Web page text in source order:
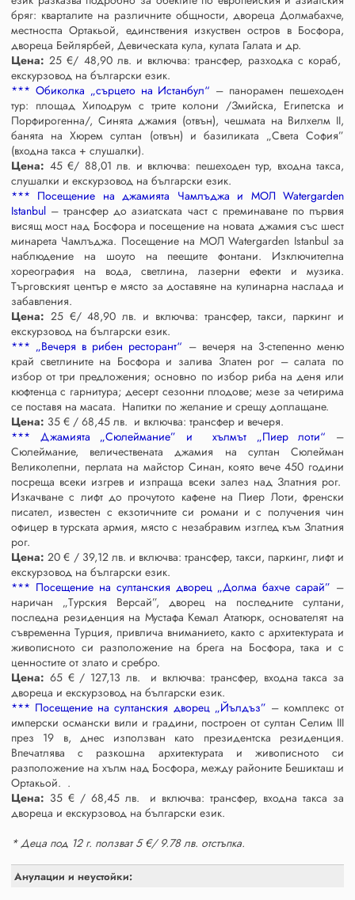
бряг: кварталите на различните общности, двореца Долмабахче,
местността Ортакьой, единствения изкуствен остров в Босфора,
двореца Бейлярбей, Девическата кула, кулата Галата и др.
Цена: 25 €/ 48,90 лв. и включва: трансфер, разходка с кораб,
екскурзовод на български език.
*** Обиколка „сърцето на Истанбул“ – панорамен пешеходен
тур: площад Хиподрум с трите колони /Змийска, Египетска и
Порфирогенна/, Синята джамия (отвън), чешмата на Вилхелм II,
банята на Хюрем султан (отвън) и базиликата „Света София”
(входна такса + слушалки).
Цена: 45 €/ 88,01 лв. и включва: пешеходен тур, входна такса,
слушалки и екскурзовод на български език.
*** Посещение на джамията Чамлъджа и МОЛ Watergarden
Istanbul – трансфер до азиатската част с преминаване по първия
висящ мост над Босфора и посещение на новата джамия със шест
минарета Чамлъджа. Посещение на МОЛ Watergarden Istanbul за
наблюдение на шоуто на пеещите фонтани. Изключителна
хореография на вода, светлина, лазерни ефекти и музика.
Търговският център е място за доставяне на кулинарна наслада и
забавления.
Цена: 25 €/ 48,90 лв. и включва: трансфер, такси, паркинг и
екскурзовод на български език.
*** „Вечеря в рибен ресторант“ – вечеря на 3-степенно меню
край светлините на Босфора и залива Златен рог – салата по
избор от три предложения; основно по избор риба на деня или
кюфтенца с гарнитура; десерт сезонни плодове; мезе за четирима
се поставя на масата. Напитки по желание и срещу доплащане.
Цена: 35 € / 68,45 лв. и включва: трансфер и вечеря.
*** Джамията „Сюлеймание” и хълмът „Пиер лоти“ –
Сюлеймание, величествената джамия на султан Сюлейман
Великолепни, перлата на майстор Синан, която вече 450 години
посреща всеки изгрев и изпраща всеки залез над Златния рог.
Изкачване с лифт до прочутото кафене на Пиер Лоти, френски
писател, известен с екзотичните си романи и с получения чин
офицер в турската армия, място с незабравим изглед към Златния
рог.
Цена:20 € / 39,12 лв. и включва: трансфер, такси, паркинг, лифт и
екскурзовод на български език.
*** Посещение на султанския дворец „Долма бахче сарай” –
наричан „Турския Версай”, дворец на последните султани,
последна резиденция на Мустафа Кемал Ататюрк, основателят на
съвременна Турция, привлича вниманието, както с архитектурата и
живописното си разположение на брега на Босфора, така и с
ценностите от злато и сребро.
Цена: 65 € / 127,13 лв. и включва: трансфер, входна такса за
двореца и екскурзовод на български език.
*** Посещение на султанския дворец „Йълдъз” – комплекс от
имперски османски вили и градини, построен от султан Селим III
през 19 в, днес използван като президентска резиденция.
Впечатлява с разкошна архитектурата и живописното си
разположение на хълм над Босфора, между районите Бешикташ и
Ортакьой. .
Цена: 35 € / 68,45 лв. и включва: трансфер, входна такса за
двореца и екскурзовод на български език.
* Деца под 12 г. ползват 5 €/ 9.78 лв. отстъпка.
Анулации и неустойки: